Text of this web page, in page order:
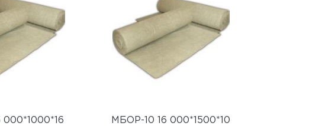
МБОР-10 16 000*1500*10